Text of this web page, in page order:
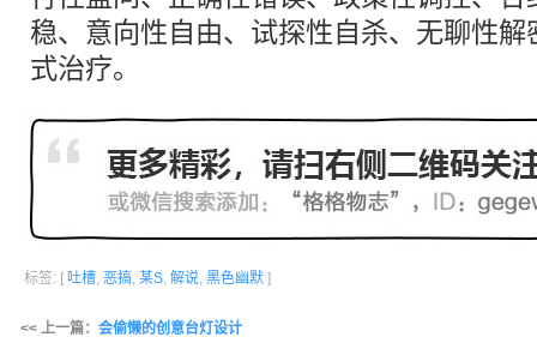
稳、意向性自由、试探性自杀、无聊性
式治疗。
标签: [ 吐槽, 恶搞, 某S, 解说, 黑色幽默 ]
<< 上一篇： 会偷懒的创意台灯设计